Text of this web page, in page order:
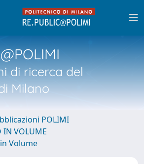
di ricerca del
Milano
POLIMI
IN VOLUME
Volume